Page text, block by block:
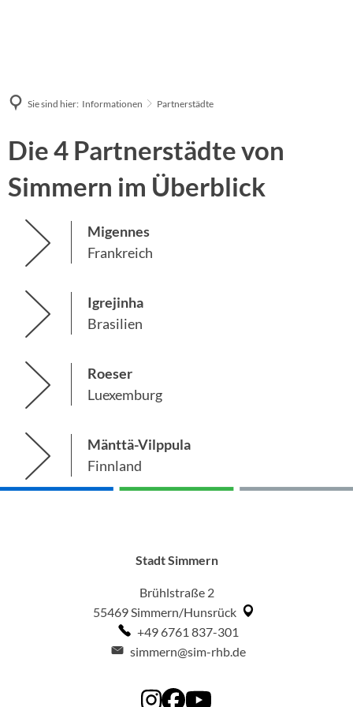
Sie sind hier: Informationen Partnerstädte
Die 4 Partnerstädte von
Simmern im Überblick
Migennes
Frankreich
Igrejinha
Brasilien
Roeser
Luexemburg
Mänttä-Vilppula
Finnland
Stadt Simmern
Brühlstraße 2
55469Simmern/Hunsrück
+49 6761 837-301
simmern@sim-rhb.de